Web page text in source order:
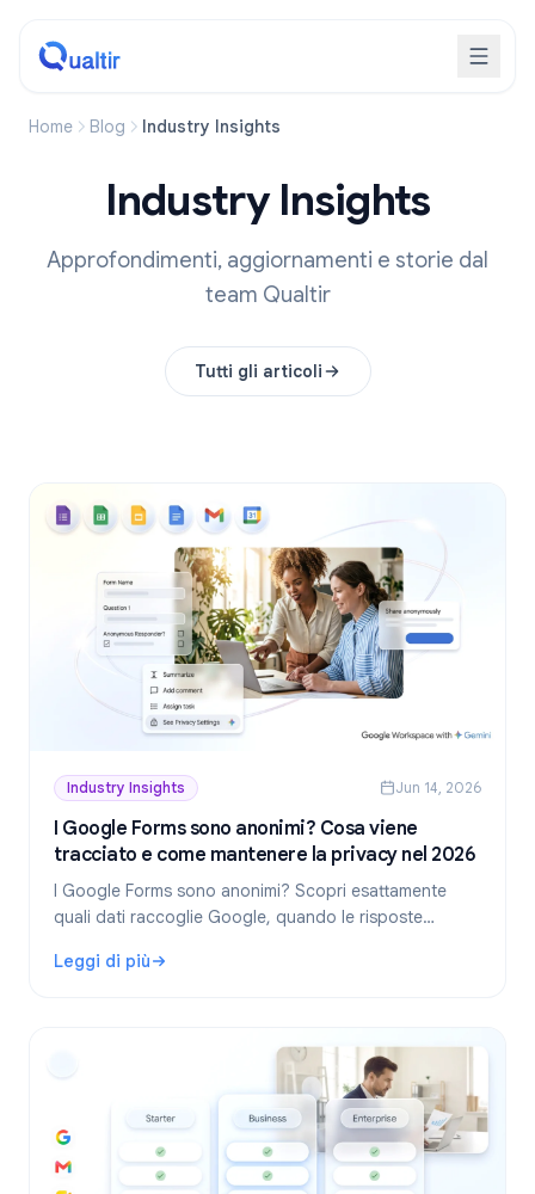
Home Blog Industry Insights
Industry Insights
Approfondimenti, aggiornamenti e storie dal
team Qualtir
Tutti gli articoli
Industry Insights Jun 14, 2026
I Google Forms sono anonimi? Cosa viene
tracciato e come mantenere la privacy nel 2026
I Google Forms sono anonimi? Scopri esattamente
quali dati raccoglie Google, quando le risposte
anonimi nel 2026.
Leggi di più
: I Google Forms sono anonimi? Cosa viene tracciato e